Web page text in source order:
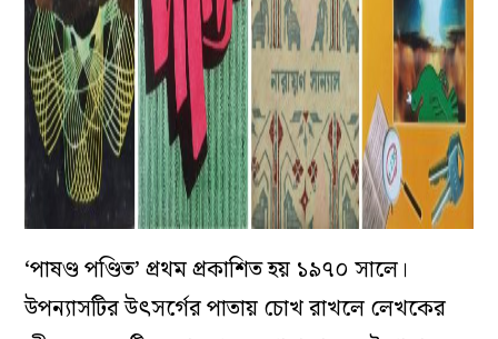
‘পাষণ্ড পণ্ডিত’ প্রথম প্রকাশিত হয় ১৯৭০ সালে।
উপন্যাসটির উৎসর্গের পাতায় চোখ রাখলে লেখকের